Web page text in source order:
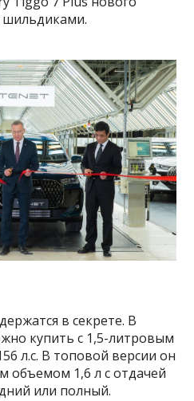
шильдиками.
в секрете. В
купить с 1,5-литровым
л.с. В топовой версии он
объемом 1,6 л с отдачей
или полный.